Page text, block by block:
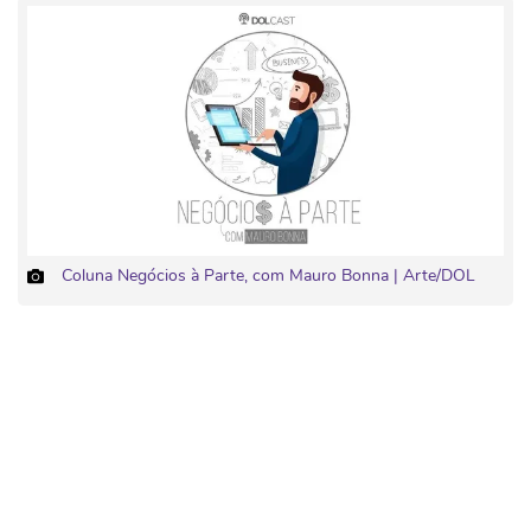
Coluna Negócios à Parte, com Mauro Bonna | Arte/DOL